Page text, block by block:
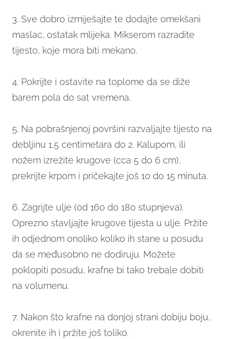
3. Sve dobro izmiješajte te dodajte omekšani
maslac, ostatak mlijeka. Mikserom razradite
tijesto, koje mora biti mekano.
4. Pokrijte i ostavite na toplome da se diže
barem pola do sat vremena.
5. Na pobrašnjenoj površini razvaljajte tijesto na
debljinu 1,5 centimetara do 2. Kalupom, ili
nožem izrežite krugove (cca 5 do 6 cm),
prekrijte krpom i pričekajte još 10 do 15 minuta.
6. Zagrijte ulje (od 160 do 180 stupnjeva).
Oprezno stavljajte krugove tijesta u ulje. Pržite
ih odjednom onoliko koliko ih stane u posudu
da se međusobno ne dodiruju. Možete
poklopiti posudu, krafne bi tako trebale dobiti
na volumenu.
7. Nakon što krafne na donjoj strani dobiju boju,
okrenite ih i pržite još toliko.